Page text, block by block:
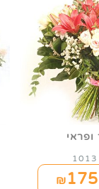
ופראי
175